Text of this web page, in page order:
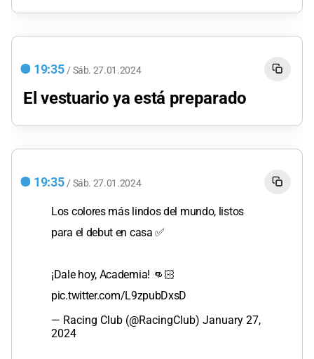
seconds
1
19:35 / Sáb. 27.01.2024
El vestuario ya está preparado
19:35 / Sáb. 27.01.2024
Los colores más lindos del mundo, listos
para el debut en casa ✅
¡Dale hoy, Academia! 👊🏻
pic.twitter.com/L9zpubDxsD
— Racing Club (@RacingClub) January 27,
2024